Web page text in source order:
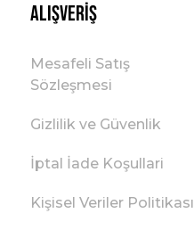
Alışveriş
Mesafeli Satış
Sözleşmesi
Gizlilik ve Güvenlik
İptal İade Koşullari
Kişisel Veriler Politikası